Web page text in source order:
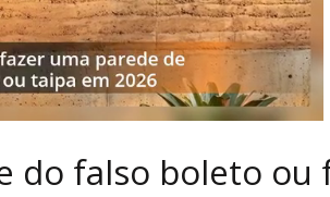
do falso boleto ou